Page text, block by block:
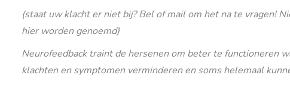
(staat uw klacht er niet bij? Bel of mail om het na te vragen!
hier worden genoemd)
Neurofeedback traint de hersenen om beter te functioneren
klachten en symptomen verminderen en soms helemaal